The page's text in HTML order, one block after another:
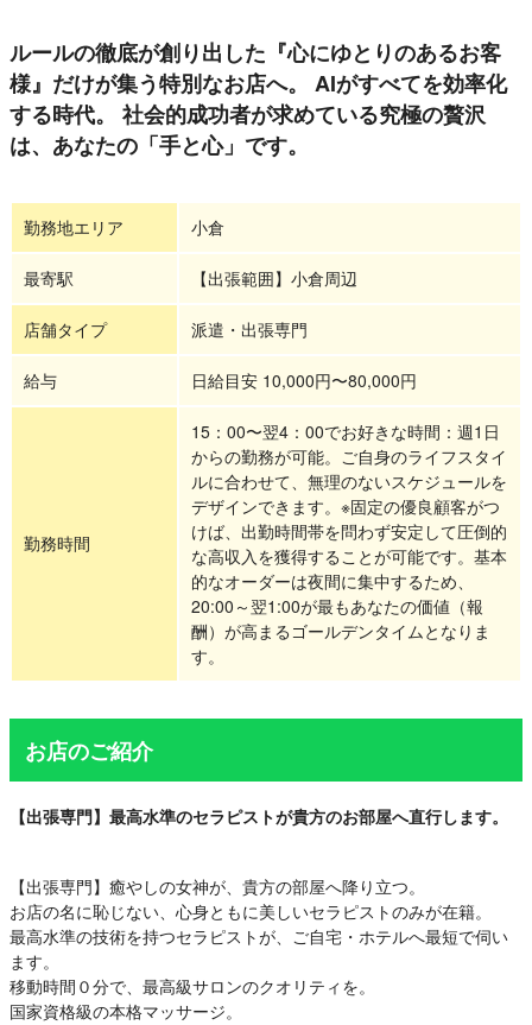
ルールの徹底が創り出した『心にゆとりのあるお客
様』だけが集う特別なお店へ。 AIがすべてを効率化
する時代。 社会的成功者が求めている究極の贅沢
は、あなたの「手と心」です。
勤務地エリア 小倉
最寄駅 【出張範囲】小倉周辺
店舗タイプ 派遣・出張専門
給与 日給目安 10,000円〜80,000円
勤務時間
15：00〜翌4：00でお好きな時間：週1日
からの勤務が可能。ご自身のライフスタイ
ルに合わせて、無理のないスケジュールを
デザインできます。※固定の優良顧客がつ
けば、出勤時間帯を問わず安定して圧倒的
な高収入を獲得することが可能です。基本
的なオーダーは夜間に集中するため、
20:00～翌1:00が最もあなたの価値（報
酬）が高まるゴールデンタイムとなりま
す。
お店のご紹介
【出張専門】最高水準のセラピストが貴方のお部屋へ直行します。
【出張専門】癒やしの女神が、貴方の部屋へ降り立つ。
お店の名に恥じない、心身ともに美しいセラピストのみが在籍。
最高水準の技術を持つセラピストが、ご自宅・ホテルへ最短で伺い
ます。
移動時間０分で、最高級サロンのクオリティを。
国家資格級の本格マッサージ。